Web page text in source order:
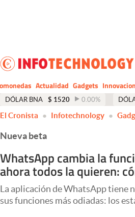
Dólar
Economía y Política
Finanzas y Mercados
Mercados Online
Negocios
Columnistas
Actualidad Gadgets Innovacion
DÓLAR BNA $ 1520 0.00%
El Cronista Infotechnology
Nueva beta
WhatsApp cambia la
ahora todos la quieren:
La aplicación de WhatsApp tiene
sus funciones más odiadas: los